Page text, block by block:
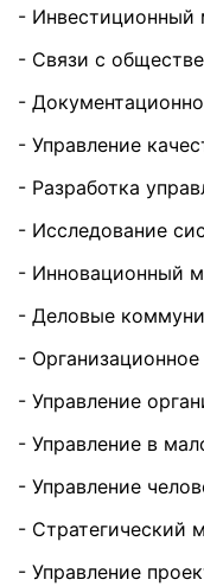
- Инвестиционный
- Связи с
-
- Управление
- Разработка
- Исследование
- Инновационный
- Деловые
-
- Управление
- Управление в
- Управление
- Стратегический
- Управление